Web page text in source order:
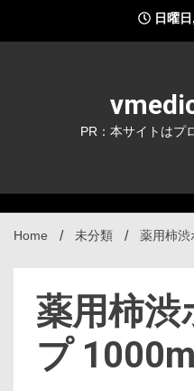
content
日曜
PR：本サイトはプ
Home 未分類 薬用柿渋
薬用柿渋
プ